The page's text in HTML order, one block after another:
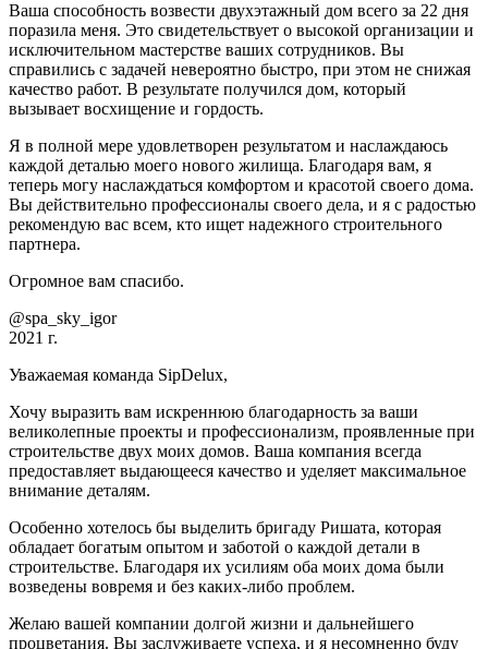
Ваша способность возвести двухэтажный дом всего за 22 дня
поразила меня. Это свидетельствует о высокой организации и
исключительном мастерстве ваших сотрудников. Вы
справились с задачей невероятно быстро, при этом не снижая
качество работ. В результате получился дом, который
вызывает восхищение и гордость.
Я в полной мере удовлетворен результатом и наслаждаюсь
каждой деталью моего нового жилища. Благодаря вам, я
теперь могу наслаждаться комфортом и красотой своего дома.
Вы действительно профессионалы своего дела, и я с радостью
рекомендую вас всем, кто ищет надежного строительного
партнера.
Огромное вам спасибо.
@spa_sky_igor
2021 г.
Уважаемая команда SipDelux,
Хочу выразить вам искреннюю благодарность за ваши
великолепные проекты и профессионализм, проявленные при
строительстве двух моих домов. Ваша компания всегда
предоставляет выдающееся качество и уделяет максимальное
внимание деталям.
Особенно хотелось бы выделить бригаду Ришата, которая
обладает богатым опытом и заботой о каждой детали в
строительстве. Благодаря их усилиям оба моих дома были
возведены вовремя и без каких-либо проблем.
Желаю вашей компании долгой жизни и дальнейшего
процветания. Вы заслуживаете успеха, и я несомненно буду